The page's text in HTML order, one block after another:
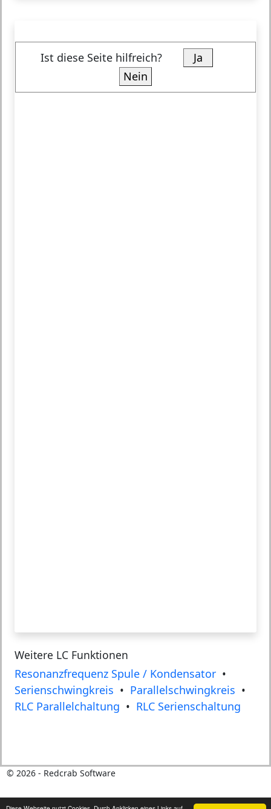
Ist diese Seite hilfreich?
Ja
Nein
Weitere LC Funktionen
Resonanzfrequenz Spule / Kondensator •
Serienschwingkreis • Parallelschwingkreis •
RLC Parallelchaltung • RLC Serienschaltung
© 2026- Redcrab Software